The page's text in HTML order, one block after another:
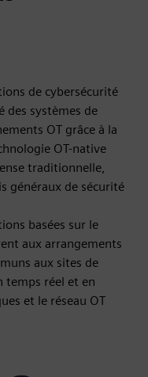
de cybersécurité
des systèmes de
OT grâce à la
OT-native
traditionnelle,
généraux de sécurité
basées sur le
aux arrangements
aux sites de
temps réel et en
et le réseau OT